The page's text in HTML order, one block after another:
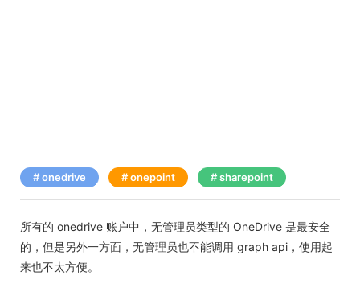
onedrive onepoint sharepoint
所有的 onedrive 账户中，无管理员类型的 OneDrive 是最安全
的，但是另外一方面，无管理员也不能调用 graph api，使用起
来也不太方便。